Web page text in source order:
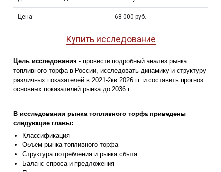
Цена: 68 000 руб.
Купить исследование
Цель исследования - провести подробный анализ рынка
топливного торфа в России, исследовать динамику и структуру
различных показателей в 2021-2кв.2026 гг. и составить прогноз
основных показателей рынка до 2036 г.
В исследовании рынка топливного торфа приведены
следующие главы:
Классификация
Объем рынка топливного торфа
Структура потребления и рынка сбыта
Баланс спроса и предложения